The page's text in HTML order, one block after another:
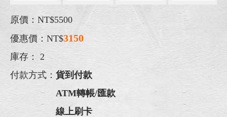
原價：NT$5500
優惠價：NT$3150
庫存： 2
付款方式： 貨到付款
ATM轉帳/匯款
線上刷卡